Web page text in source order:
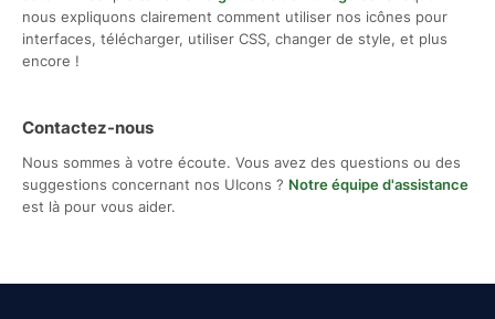
nous expliquons clairement comment utiliser nos icônes pour
interfaces, télécharger, utiliser CSS, changer de style, et plus
encore !
Contactez-nous
Nous sommes à votre écoute. Vous avez des questions ou des
suggestions concernant nos UIcons ? Notre équipe d'assistance
est là pour vous aider.